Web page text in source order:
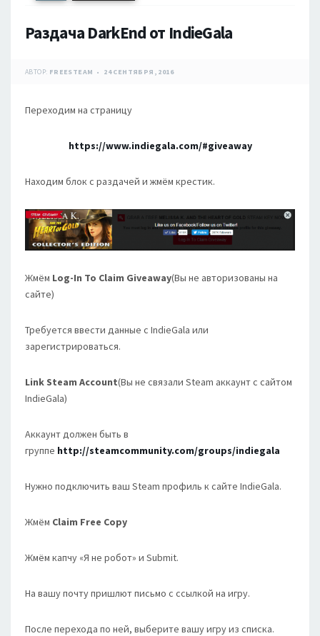
Раздача DarkEnd от IndieGala
АВТОР: FREESTEAM 24 СЕНТЯБРЯ, 2016
Переходим на страницу
https://www.indiegala.com/#giveaway
Находим блок с раздачей и жмём крестик.
Жмём Log-In To Claim Giveaway(Вы не авторизованы на
сайте)
Требуется ввести данные с IndieGala или
зарегистрироваться.
Link Steam Account(Вы не связали Steam аккаунт с сайтом
IndieGala)
Аккаунт должен быть в
группе http://steamcommunity.com/groups/indiegala
Нужно подключить ваш Steam профиль к сайте IndieGala.
Жмём Claim Free Copy
Жмём капчу «Я не робот» и Submit.
На вашу почту пришлют письмо с ссылкой на игру.
После перехода по ней, выберите вашу игру из списка.